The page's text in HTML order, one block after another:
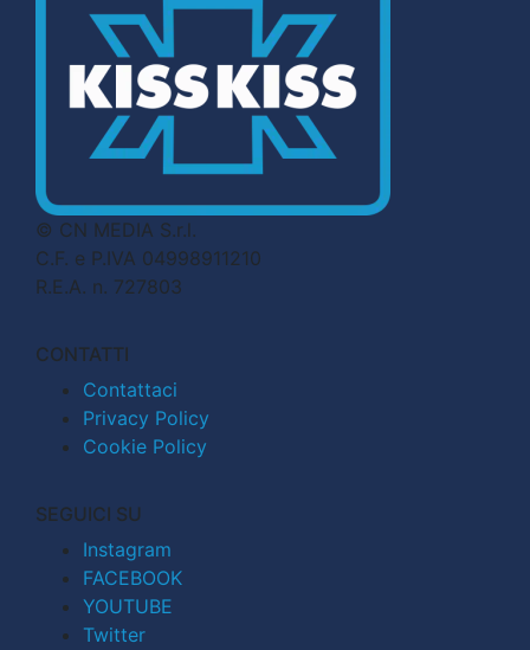
© CN MEDIA S.r.l.
C.F. e P.IVA 04998911210
R.E.A. n. 727803
CONTATTI
Contattaci
Privacy Policy
Cookie Policy
SEGUICI SU
Instagram
FACEBOOK
YOUTUBE
Twitter